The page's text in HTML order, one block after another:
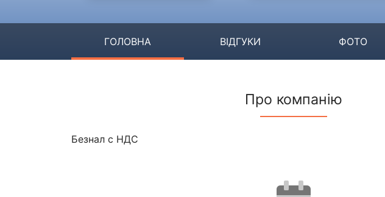
ГОЛОВНА ВІДГУКИ ФОТО
Про компанію
Безнал с НДС